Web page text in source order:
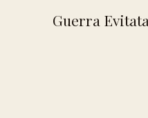
Guerra